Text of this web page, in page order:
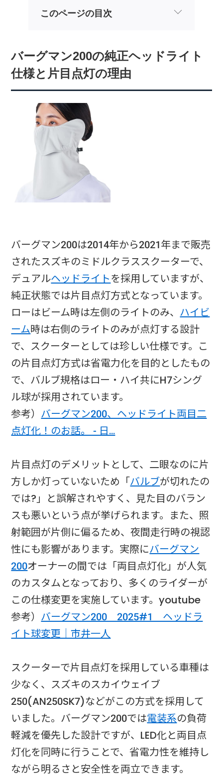
このページの目次
バーグマン200の純正ヘッドライト
仕様と片目点灯の理由
バーグマン200は2014年から2021年まで販売
されたスズキのミドルクラススクーターで、
デュアルヘッドライトを採用していますが、
純正状態では片目点灯方式となっています。
ローはビーム時は左側のライトのみ、 ハイビ
ーム時は右側のライトのみが点灯する設計
で、スクーターとしては珍しい仕様です。こ
の片目点灯方式は省電力化を目的としたもの
で、バルブ規格はロー・ハイ共にH7シング
ル球が採用されています。
参考） バーグマン200、ヘッドライト両目二
点灯化！のお話。 - 日…
片目点灯のデメリットとして、二眼なのに片
方しか灯っていないため「バルブが切れたの
では?」と誤解されやすく、見た目のバラン
スも悪いという点が挙げられます。また、照
射範囲が片側に偏るため、夜間走行時の視認
性にも影響があります。実際にバーグマン
200オーナーの間では「両目点灯化」が人気
のカスタムとなっており、多くのライダーが
この仕様変更を実施しています。youtube​
参考） バーグマン200 2025#1 ヘッドラ
イト球変更｜市井一人
スクーターで片目点灯を採用している車種は
少なく、スズキのスカイウェイブ
250(AN250SK7)などがこの方式を採用して
いました。バーグマン200では電装系の負荷
軽減を優先した設計ですが、LED化と両目点
灯化を同時に行うことで、省電力性を維持し
ながら明るさと安全性を両立できます。